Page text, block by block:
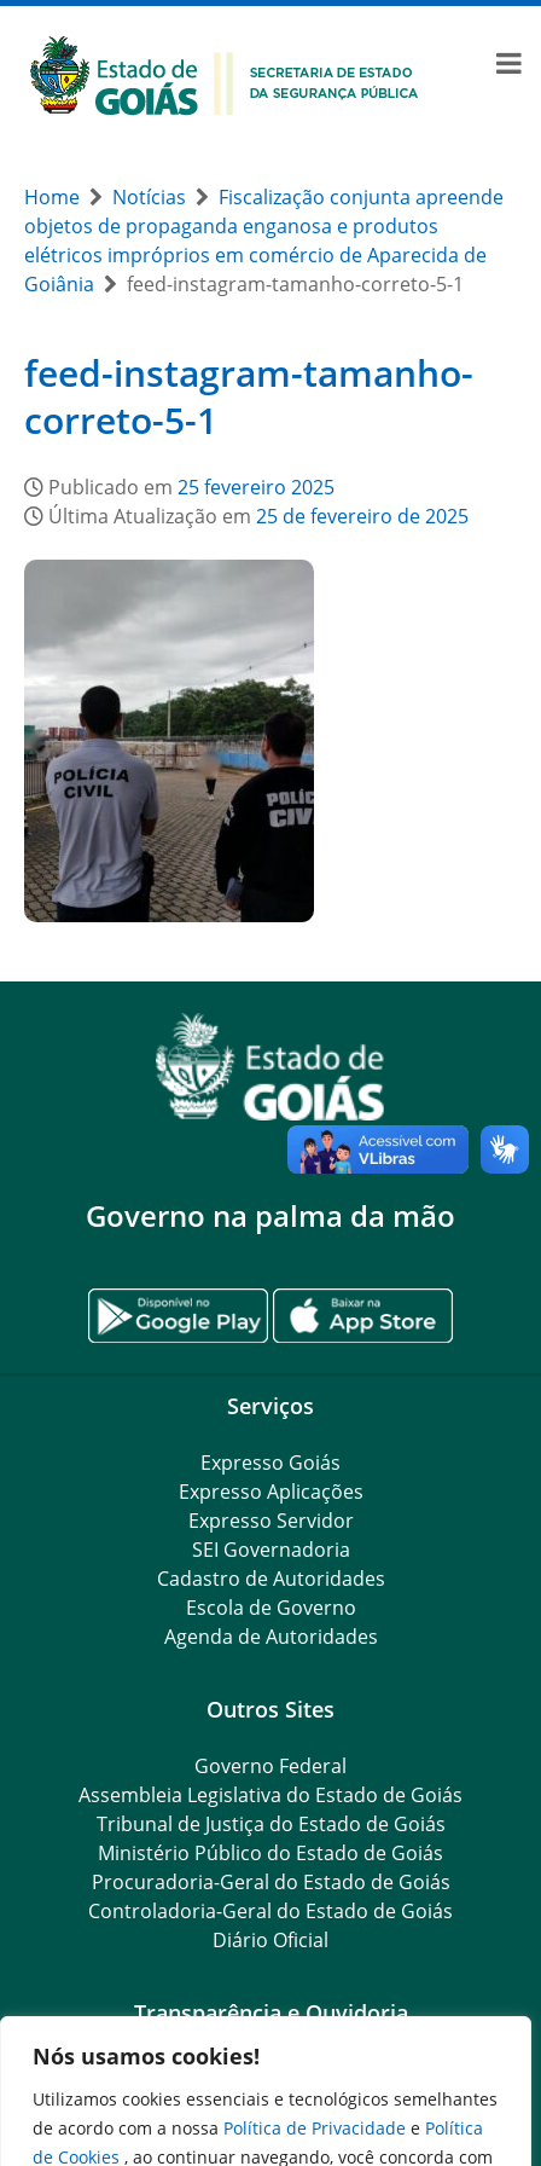
Nós usamos cookies!
Utilizamos cookies essenciais e tecnológicos semelhantes
de acordo com a nossa Política de Privacidade e Política
de Cookies , ao continuar navegando, você concorda com
Home Notícias
Fiscalização conjunta apreende
objetos de propaganda enganosa e produtos
elétricos impróprios em comércio de Aparecida de
Goiânia
feed-instagram-tamanho-correto-5-1
feed-instagram-tamanho-
correto-5-1
Publicado em 25 fevereiro 2025
Última Atualização em 25 de fevereiro de 2025
Governo na palma da mão
Serviços
Expresso Goiás
Expresso Aplicações
Expresso Servidor
SEI Governadoria
Cadastro de Autoridades
Escola de Governo
Agenda de Autoridades
Outros Sites
Governo Federal
Assembleia Legislativa do Estado de Goiás
Tribunal de Justiça do Estado de Goiás
Ministério Público do Estado de Goiás
Procuradoria-Geral do Estado de Goiás
Controladoria-Geral do Estado de Goiás
Diário Oficial
Transparência e Ouvidoria
LGPD
Goiás Transparência
Dados Abertos Goiás
e-SIC